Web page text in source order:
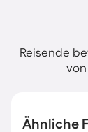
Reisende
Ähnliche